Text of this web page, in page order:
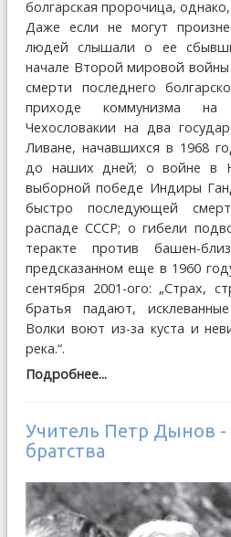
болгарская пророчица,
Даже если не могут
людей слышали о ее
начале Второй мировой
смерти последнего
приходе коммунизма
Чехословакии на два
Ливане, начавшихся в 1968
до наших дней; о войне в
выборной победе Индиры
быстро последующей
распаде СССР; о гибели
теракте против башен-
предсказанном еще в 1960
сентября 2001-ого: „Страх,
братья падают,
Волки воют из-за куста и
река.“.
Подробнее...
Учитель Петр Дынов -
братства